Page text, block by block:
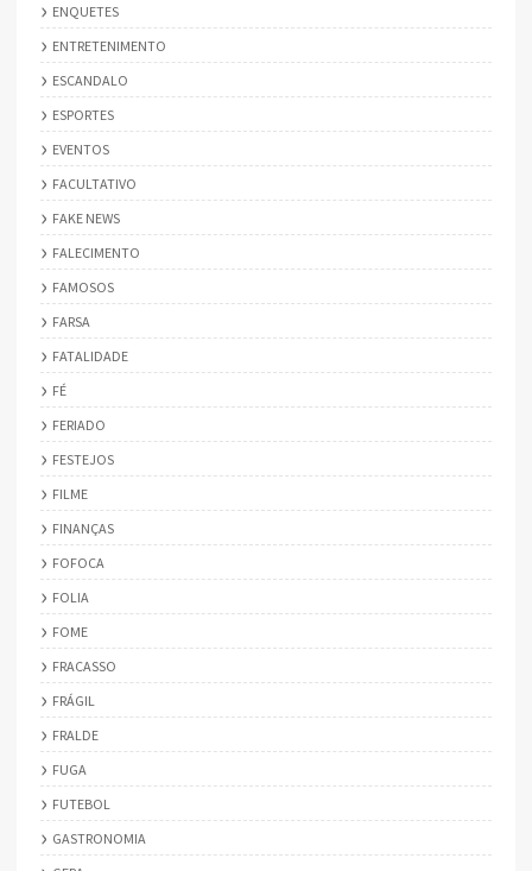
ENQUETES
ENTRETENIMENTO
ESCANDALO
ESPORTES
EVENTOS
FACULTATIVO
FAKE NEWS
FALECIMENTO
FAMOSOS
FARSA
FATALIDADE
FÉ
FERIADO
FESTEJOS
FILME
FINANÇAS
FOFOCA
FOLIA
FOME
FRACASSO
FRÁGIL
FRALDE
FUGA
FUTEBOL
GASTRONOMIA